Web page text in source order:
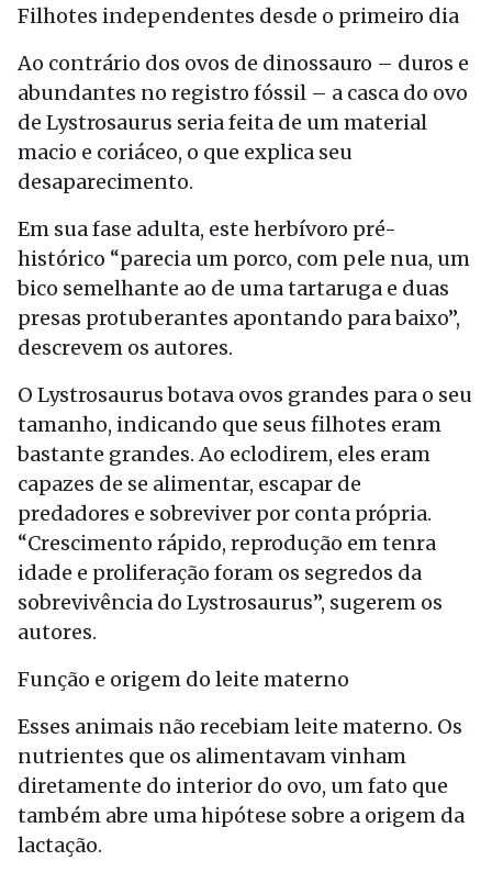
Filhotes independentes desde o primeiro dia
Ao contrário dos ovos de dinossauro – duros e
abundantes no registro fóssil – a casca do ovo
de Lystrosaurus seria feita de um material
macio e coriáceo, o que explica seu
desaparecimento.
Em sua fase adulta, este herbívoro pré-
histórico “parecia um porco, com pele nua, um
bico semelhante ao de uma tartaruga e duas
presas protuberantes apontando para baixo”,
descrevem os autores.
O Lystrosaurus botava ovos grandes para o seu
tamanho, indicando que seus filhotes eram
bastante grandes. Ao eclodirem, eles eram
capazes de se alimentar, escapar de
predadores e sobreviver por conta própria.
“Crescimento rápido, reprodução em tenra
idade e proliferação foram os segredos da
sobrevivência do Lystrosaurus”, sugerem os
autores.
Função e origem do leite materno
Esses animais não recebiam leite materno. Os
nutrientes que os alimentavam vinham
diretamente do interior do ovo, um fato que
também abre uma hipótese sobre a origem da
lactação.